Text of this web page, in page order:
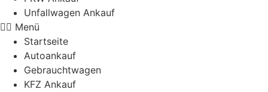
Unfallwagen Ankauf
Menü
Startseite
Autoankauf
Gebrauchtwagen
KFZ Ankauf